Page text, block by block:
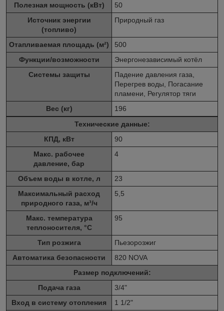
Полезная мощность (кВт)
50
Источник энергии
(топливо)
Природный газ
Отапливаемая площадь (м²)
500
Функции/возможности
Энергонезависимый котёл
Системы защиты
Падение давления газа,
Перегрев воды, Погасание
пламени, Регулятор тяги
Вес (кг)
196
Технические данные:
КПД, кВт
90
Макс. рабочее
давление, бар
4
Объем воды в котле, л
23
Максимальный расход
природного газа, м³/ч
5,5
Макс. температура
теплоносителя, °C
95
Тип розжига
Пьезорозжиг
Автоматика безопасности
820 NOVA
Размер подключений:
Подача газа
3/4"
Вход в систему отопления
1 1/2"